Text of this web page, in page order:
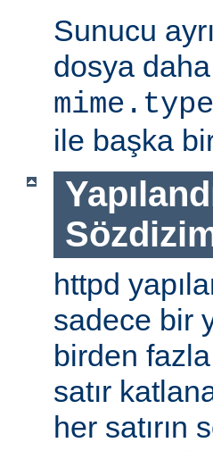
Sunucu
dosya
ile başka
httpd
sadece bir
birden
satır
her satırın